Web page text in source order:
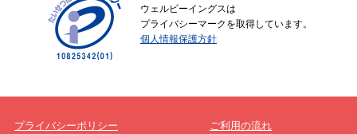
ウェルビーイングスは
プライバシーマークを取得しています。
個人情報保護方針
プライバシーポリシー
ご利用の流れ